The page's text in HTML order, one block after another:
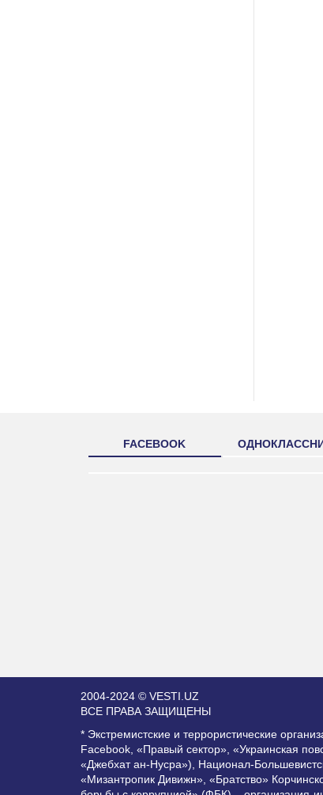
FACEBOOK
2004-2024 © VESTI.UZ
ВСЕ ПРАВА ЗАЩИЩЕНЫ
* Экстремистские и террористические
Facebook, «Правый сектор», «Украинская
«Джебхат ан-Нусра»), Национал-
«Мизантропик Дивижн», «Братство»